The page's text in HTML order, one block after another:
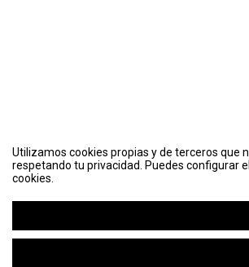
Utilizamos cookies propias y de terceros que
respetando tu privacidad. Puedes configurar
cookies.